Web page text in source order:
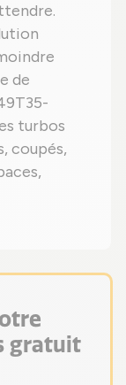
de
turbos
coupés,
gratuit